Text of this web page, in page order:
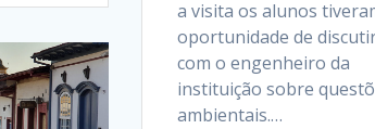
a visita os alunos
oportunidade de
com o engenheiro da
instituição sobre
ambientais.…